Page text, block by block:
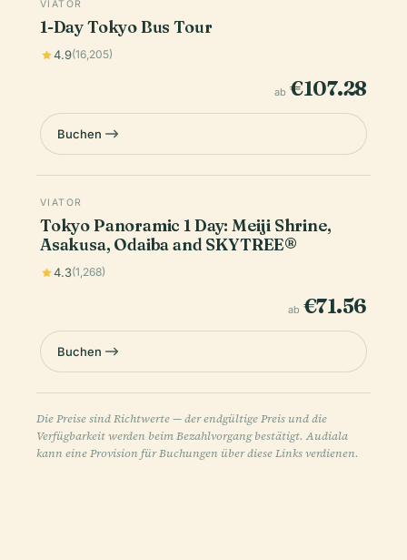
VIATOR
1-Day Tokyo Bus Tour
4.9(16,205)
ab €107.28
Buchen
VIATOR
Tokyo Panoramic 1 Day: Meiji Shrine,
Asakusa, Odaiba and SKYTREE®
4.3(1,268)
ab €71.56
Buchen
Die Preise sind Richtwerte — der endgültige Preis und die
Verfügbarkeit werden beim Bezahlvorgang bestätigt. Audiala
kann eine Provision für Buchungen über diese Links verdienen.